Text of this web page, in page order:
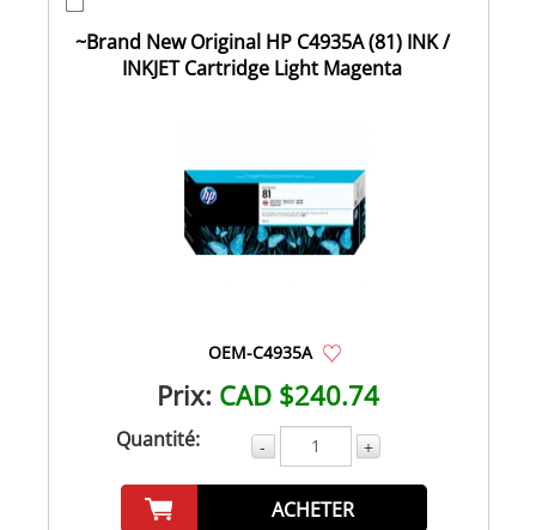
~Brand New Original HP C4935A (81) INK /
INKJET Cartridge Light Magenta
OEM-C4935A
Prix: CAD $240.74
Quantité: - +
ACHETER